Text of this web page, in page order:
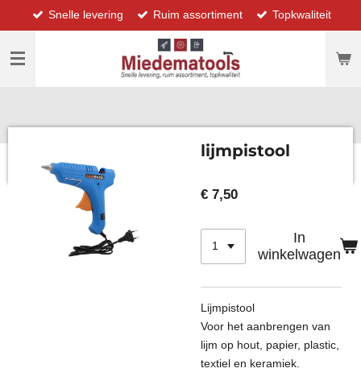
direct
naar
hoofdinhoud
Snelle levering Ruim assortiment Topkwaliteit
lijmpistool
€ 7,50
In
winkelwagen
Lijmpistool
Voor het aanbrengen van
lijm op hout, papier, plastic,
textiel en keramiek.